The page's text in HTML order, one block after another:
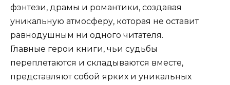
фэнтези, драмы и романтики, создавая
уникальную атмосферу, которая не оставит
равнодушным ни одного читателя.
Главные герои книги, чьи судьбы
переплетаются и складываются вместе,
представляют собой ярких и уникальных